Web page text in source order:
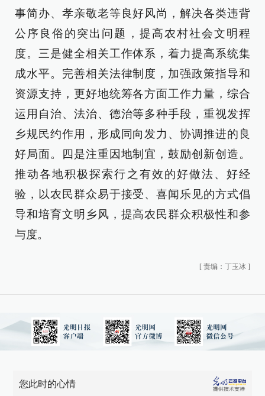
事简办、孝亲敬老等良好风尚，解决各类违背
公序良俗的突出问题，提高农村社会文明程
度。三是健全相关工作体系，着力提高系统集
成水平。完善相关法律制度，加强政策指导和
资源支持，更好地统筹各方面工作力量，综合
运用自治、法治、德治等多种手段，重视发挥
乡规民约作用，形成同向发力、协调推进的良
好局面。四是注重因地制宜，鼓励创新创造。
推动各地积极探索行之有效的好做法、好经
验，以农民群众易于接受、喜闻乐见的方式倡
导和培育文明乡风，提高农民群众积极性和参
与度。
[ 责编：丁玉冰 ]
您此时的心情